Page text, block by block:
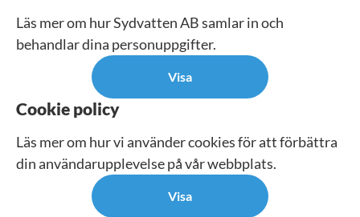
Läs mer om hur Sydvatten AB samlar in och
behandlar dina personuppgifter.
Visa
Cookie policy
Läs mer om hur vi använder cookies för att förbättra
din användarupplevelse på vår webbplats.
Visa